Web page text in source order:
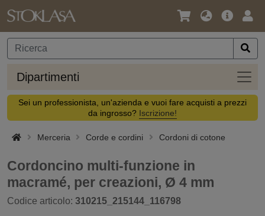
Lingua
Valuta
Offerta
Dipartimenti
Sei un professionista, un'azienda e vuoi fare acquisti a prezzi
da ingrosso? Iscrizione!
Merceria Corde e cordini Cordoni di cotone
Cordoncino multi-funzione in
macramé, per creazioni, Ø 4 mm
Codice articolo: 310215_215144_116798